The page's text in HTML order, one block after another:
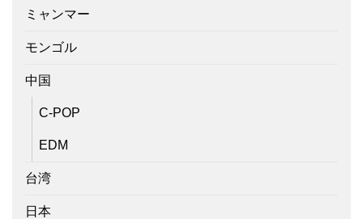
ミャンマー
モンゴル
中国
C-POP
EDM
台湾
日本